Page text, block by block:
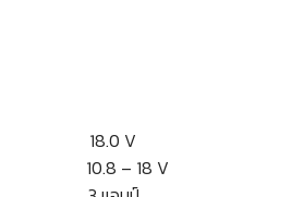
V
– 18 V